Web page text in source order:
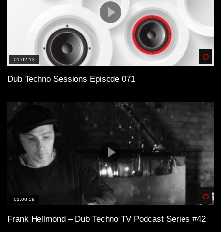
01:02:13
Dub Techno Sessions Episode 071
01:08:59
Frank Hellmond – Dub Techno TV Podcast Series #42